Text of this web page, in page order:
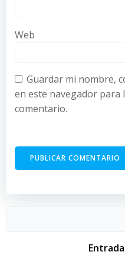
Web
Guardar mi nombre,
en este navegador para
comentario.